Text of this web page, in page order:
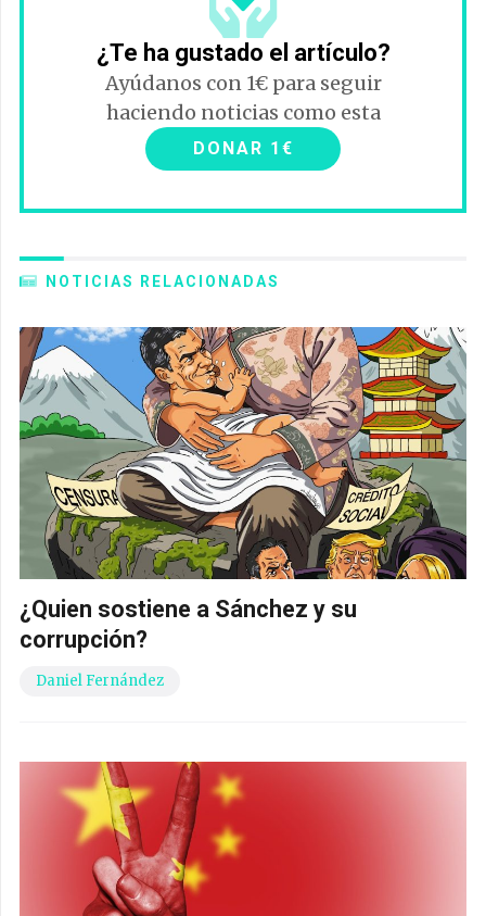
¿Te ha gustado el artículo?
Ayúdanos con 1€ para seguir
haciendo noticias como esta
DONAR 1€
NOTICIAS RELACIONADAS
¿Quien sostiene a Sánchez y su
corrupción?
Daniel Fernández